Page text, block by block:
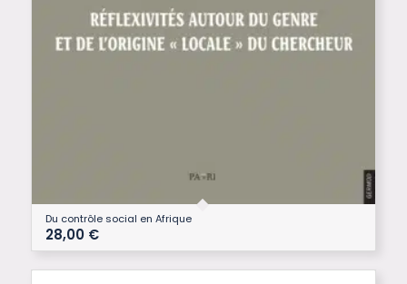
Du contrôle social en Afrique
28,00 €